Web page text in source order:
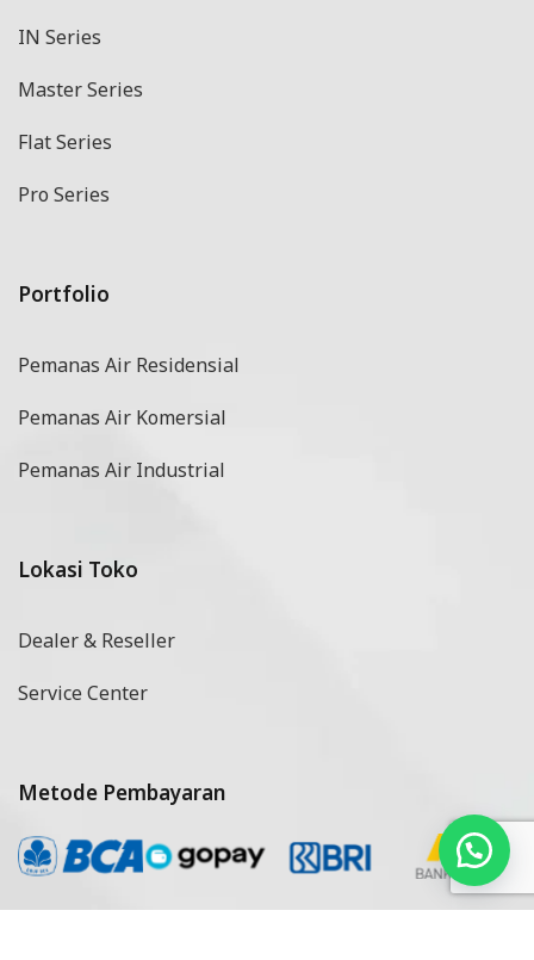
IN Series
Master Series
Flat Series
Pro Series
Portfolio
Pemanas Air Residensial
Pemanas Air Komersial
Pemanas Air Industrial
Lokasi Toko
Dealer & Reseller
Service Center
Metode Pembayaran